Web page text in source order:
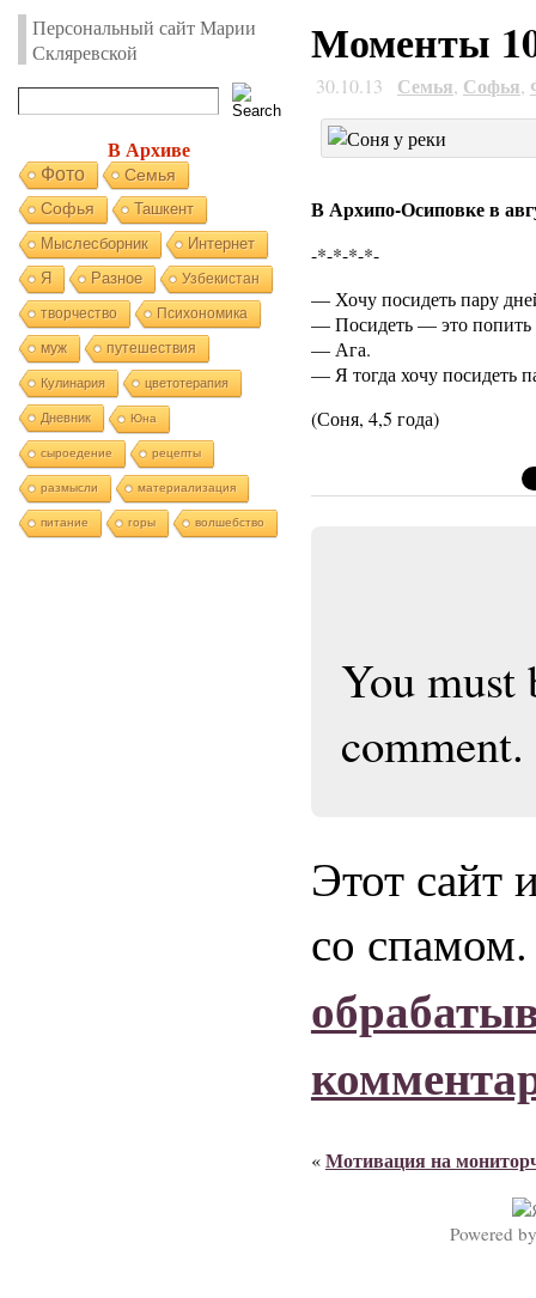
Персональный сайт Марии
Скляревской
В Архиве
Фото Семья
Софья
Ташкент
Мыслесборник
Интернет
Я Разное Узбекистан
творчество Психономика
муж путешествия
Кулинария цветотерапия
Дневник Юна
сыроедение рецепты
размысли материализация
питание горы волшебство
Моменты
30.10.13 Семья, Софья,
В Архипо-Осиповке в
-*-*-*-*-
— Хочу посидеть пару
— Посидеть — это попить
— Ага.
— Я тогда хочу посидеть
(Соня, 4,5 года)
You must
comment.
Этот сайт
со
«Мотивация на
Powered